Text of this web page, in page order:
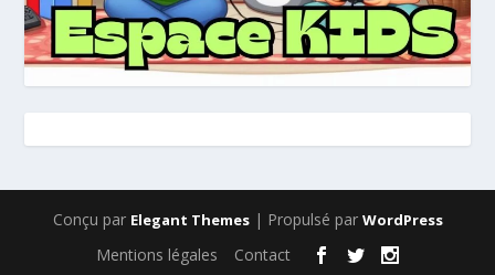
Conçu par Elegant Themes| Propulsé par WordPress
Mentions légales Contact